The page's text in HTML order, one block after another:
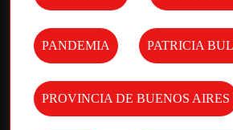
PANDEMIA PATRICIA
PROVINCIA DE BUENOS AIRES